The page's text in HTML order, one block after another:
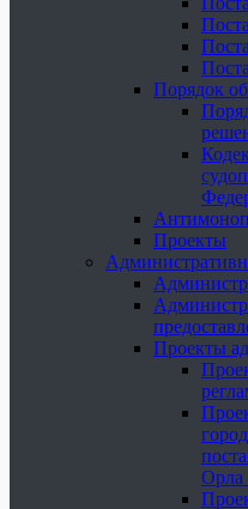
Порядок
Проекты
Проекты
Орла